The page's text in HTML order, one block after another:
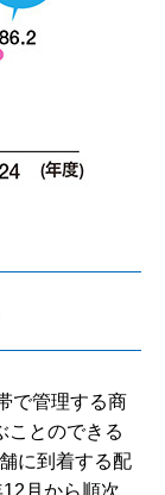
で管理する商
ことのできる
に到着する配
月から順次、